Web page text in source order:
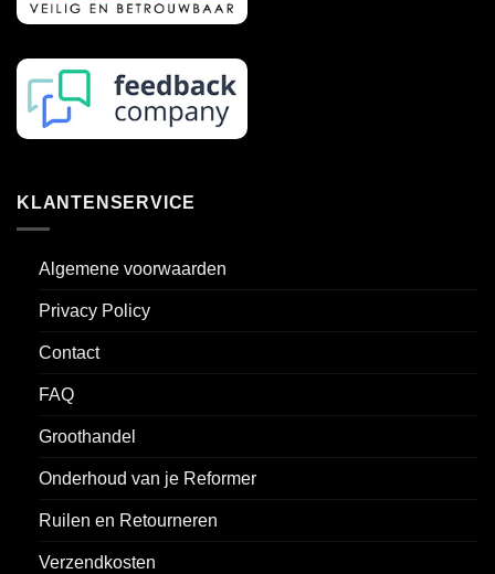
KLANTENSERVICE
Algemene voorwaarden
Privacy Policy
Contact
FAQ
Groothandel
Onderhoud van je Reformer
Ruilen en Retourneren
Verzendkosten